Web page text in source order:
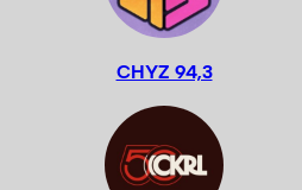
CHYZ 94,3